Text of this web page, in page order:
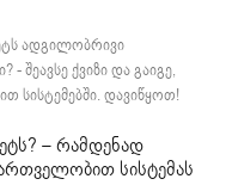
ადგილობრივი
ქვიზი და გაიგე,
სისტემებში. დავიწყოთ!
– რამდენად
სისტემას